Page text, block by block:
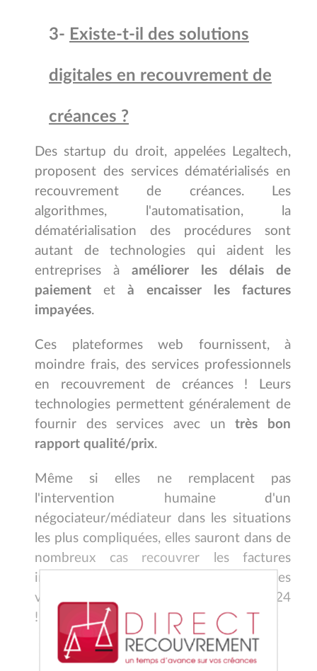
3- Existe-t-il des solutions
digitales en recouvrement de
créances ?
Des startup du droit, appelées Legaltech,
proposent des services dématérialisés en
recouvrement de créances. Les
algorithmes, l'automatisation, la
dématérialisation des procédures sont
autant de technologies qui aident les
entreprises à améliorer les délais de
paiement et à encaisser les factures
impayées.
Ces plateformes web fournissent, à
moindre frais, des services professionnels
en recouvrement de créances !
Leurs
technologies permettent généralement de
fournir des services avec untrès bon
rapport qualité/prix.
Même si elles ne remplacent pas
l'intervention humaine d'un
négociateur/médiateur dans les situations
les plus compliquées, elles sauront dans de
nombreux cas recouvrer les factures
impayées avec des prestations amiables
voire judiciaires, en quelques clics et 7/24
!